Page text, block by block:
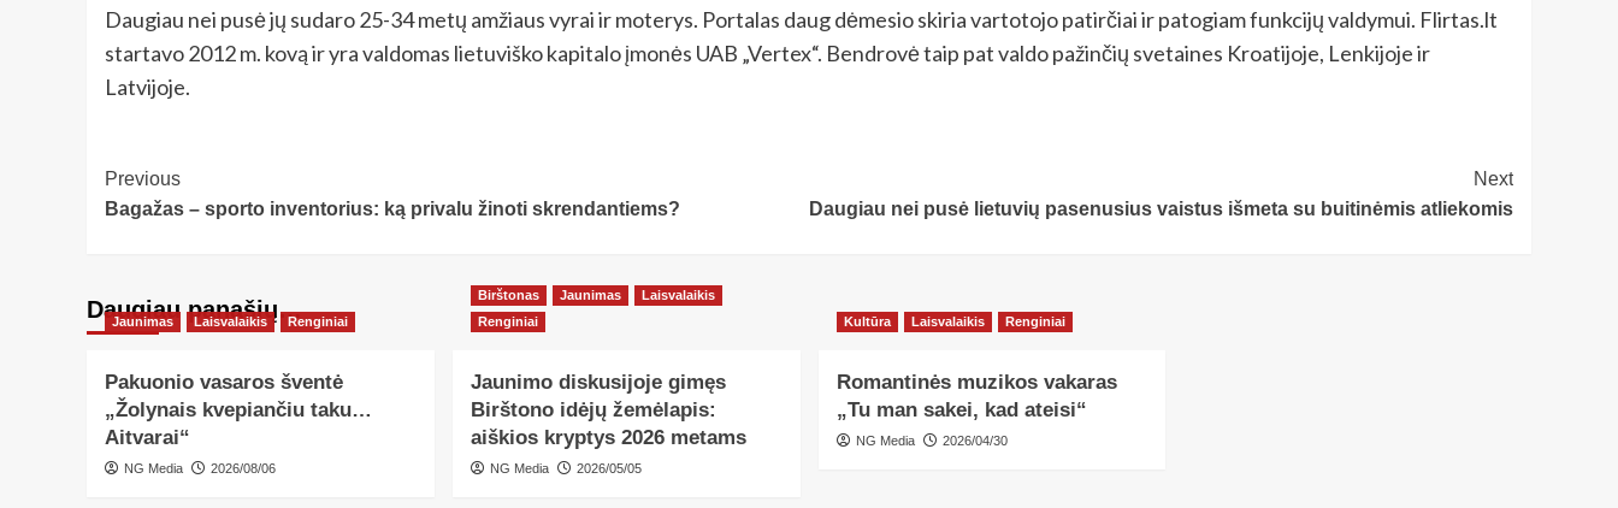
Daugiau nei pusė jų sudaro 25-34 metų amžiaus vyrai ir moterys. Portalas daug dėmesio skiria vartotojo patirčiai ir patogiam funkcijų valdymui. Flirtas.lt
startavo 2012 m. kovą ir yra valdomas lietuviško kapitalo įmonės UAB „Vertex“. Bendrovė taip pat valdo pažinčių svetaines Kroatijoje, Lenkijoje ir
Latvijoje.
Post
Navigation
Previous
Bagažas – sporto inventorius: ką privalu žinoti skrendantiems?
Next
Daugiau nei pusė lietuvių pasenusius vaistus išmeta su buitinėmis atliekomis
Daugiau panašių…
Jaunimas Laisvalaikis Renginiai
Pakuonio vasaros šventė
„Žolynais kvepiančiu taku…
Aitvarai“
NG Media 2026/08/06
Birštonas Jaunimas
Laisvalaikis
Renginiai
Jaunimo diskusijoje gimęs
Birštono idėjų žemėlapis:
aiškios kryptys 2026 metams
NG Media 2026/05/05
Kultūra Laisvalaikis Renginiai
Romantinės muzikos vakaras
„Tu man sakei, kad ateisi“
NG Media 2026/04/30